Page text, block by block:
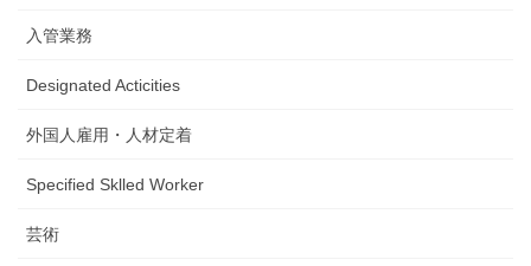
入管業務
Designated Acticities
外国人雇用・人材定着
Specified Sklled Worker
芸術